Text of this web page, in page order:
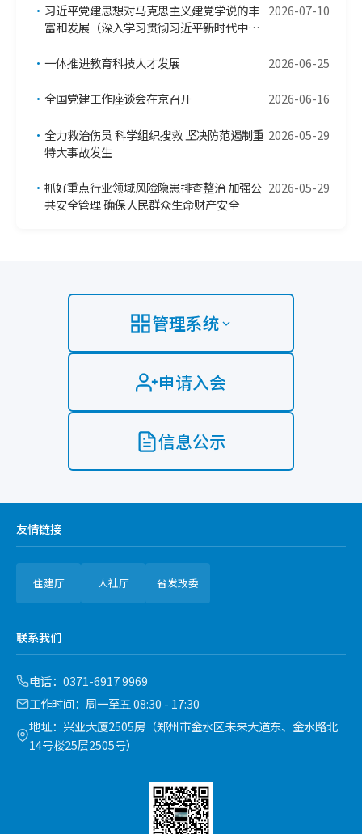
• 习近平党建思想对马克思主义建党学说的丰
富和发展（深入学习贯彻习近平新时代中国
2026-07-10
• 一体推进教育科技人才发展 2026-06-25
• 全国党建工作座谈会在京召开 2026-06-16
• 全力救治伤员 科学组织搜救 坚决防范遏制重
特大事故发生
2026-05-29
• 抓好重点行业领域风险隐患排查整治 加强公
共安全管理 确保人民群众生命财产安全
2026-05-29
管理系统
申请入会
信息公示
友情链接
住建厅 人社厅 省发改委
联系我们
电话：0371-6917 9969
工作时间：周一至五 08:30 - 17:30
地址：兴业大厦2505房（郑州市金水区未来大道东、金水路北
14号楼25层2505号）